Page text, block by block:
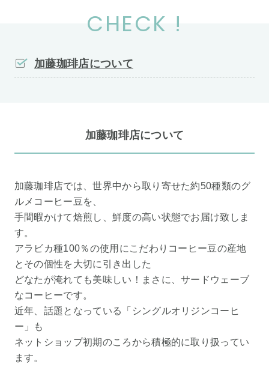
CHECK !
加藤珈琲店について
加藤珈琲店について
加藤珈琲店では、世界中から取り寄せた約50種類のグ
ルメコーヒー豆を、
手間暇かけて焙煎し、鮮度の高い状態でお届け致しま
す。
アラビカ種100％の使用にこだわりコーヒー豆の産地
とその個性を大切に引き出した
どなたが淹れても美味しい！まさに、サードウェーブ
なコーヒーです。
近年、話題となっている「シングルオリジンコーヒ
ー」も
ネットショップ初期のころから積極的に取り扱ってい
ます。